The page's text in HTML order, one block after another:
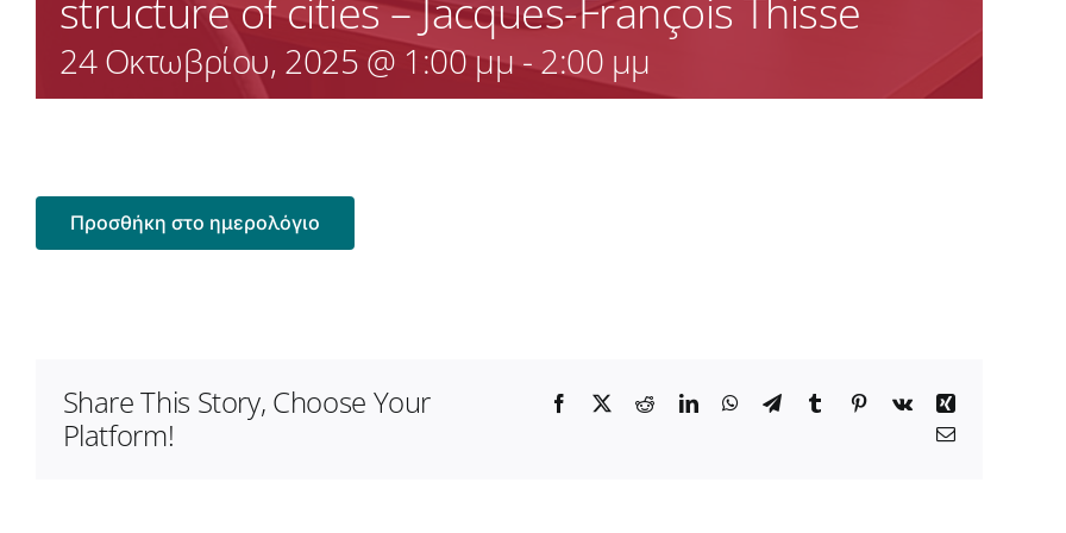
structure of cities – Jacques-François Thisse
24 Οκτωβρίου, 2025 @ 1:00 μμ-2:00 μμ
Προσθήκη στο ημερολόγιο
Share This Story, Choose Your
Platform!
Facebook RedditLinkedInWhatsApp
TelegramTumblr Pinterest
Vk
Xing
Email